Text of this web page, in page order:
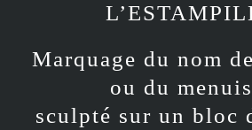
Marquage du nom
ou du
sculpté sur un bloc